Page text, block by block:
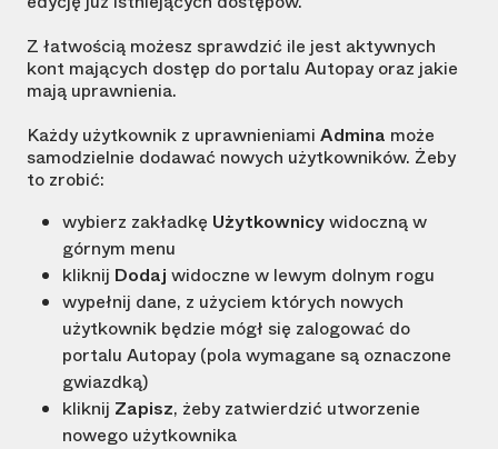
Z łatwością możesz sprawdzić ile jest aktywnych
kont mających dostęp do portalu Autopay oraz jakie
mają uprawnienia.
Każdy użytkownik z uprawnieniami Admina może
samodzielnie dodawać nowych użytkowników. Żeby
to zrobić:
wybierz zakładkę Użytkownicywidoczną w
górnym menu
kliknij Dodaj widoczne w lewym dolnym rogu
wypełnij dane, z użyciem których nowych
użytkownik będzie mógł się zalogować do
portalu Autopay (pola wymagane są oznaczone
gwiazdką)
kliknij Zapisz, żeby zatwierdzić utworzenie
nowego użytkownika